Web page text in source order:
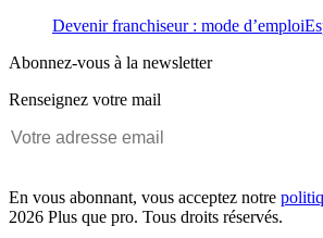
Devenir franchiseur : mode d’emploi
Abonnez-vous à la newsletter
Renseignez votre mail
En vous abonnant, vous acceptez notre
2026 Plus que pro. Tous droits réservés.